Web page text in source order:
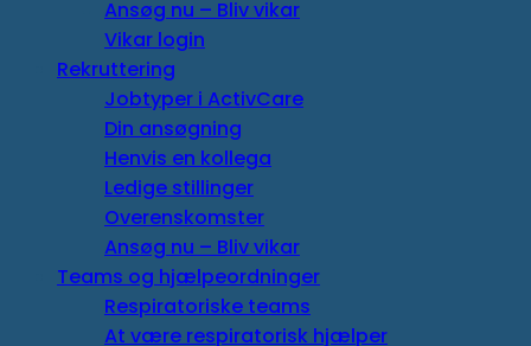
Ansøg nu – Bliv vikar
Vikar login
Rekruttering
Jobtyper i ActivCare
Din ansøgning
Henvis en kollega
Ledige stillinger
Overenskomster
Ansøg nu – Bliv vikar
Teams og hjælpeordninger
Respiratoriske teams
At være respiratorisk hjælper